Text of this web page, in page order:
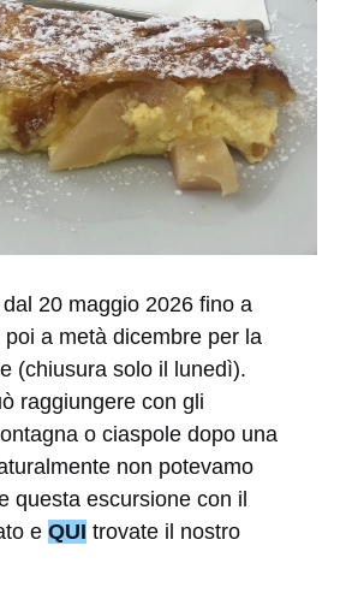
20 maggio 2026 fino a
a metà dicembre per la
(chiusura solo il lunedì).
raggiungere con gli
o ciaspole dopo una
non potevamo
questa escursione con il
e QUI trovate il nostro